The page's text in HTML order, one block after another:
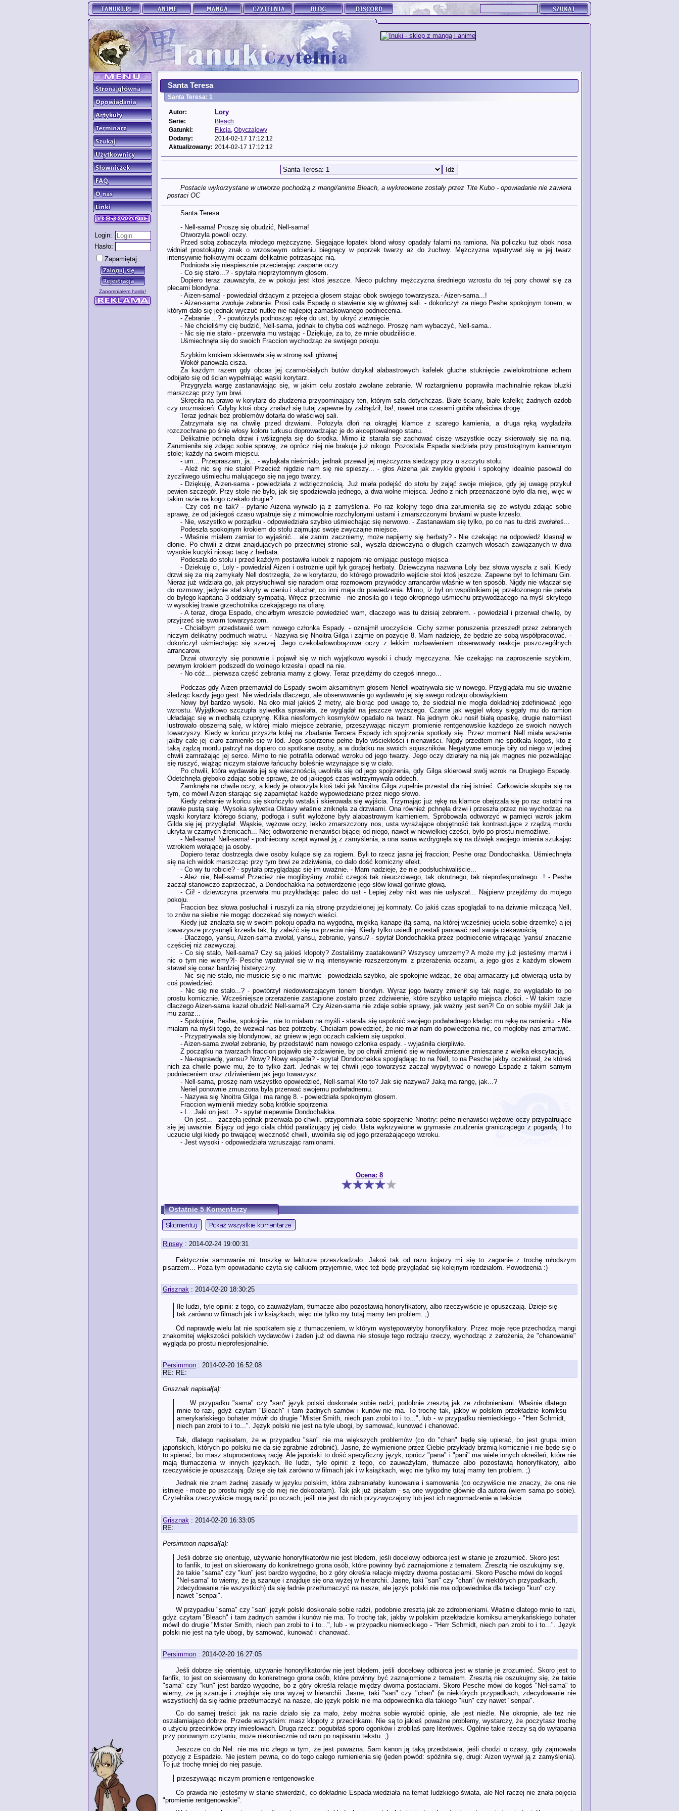
Login:
Hasło:
Zapamiętaj
Zapomniałem hasła!
Santa Teresa
Santa Teresa: 1
Autor: Lory
Serie:
Bleach
Gatunki:
Fikcja Obyczajowy
Dodany:
2014-02-17 17:12:12
Aktualizowany: 2014-02-17 17:12:12
Postacie wykorzystane w utworze pochodzą z mangi/anime Bleach, a wykreowane zostały przez Tite Kubo - opowiadanie nie zawiera
postaci OC
Santa Teresa
- Nell-sama! Proszę się obudzić, Nell-sama!
Otworzyła powoli oczy.
Przed sobą zobaczyła młodego mężczyznę. Sięgające łopatek blond włosy opadały falami na ramiona. Na policzku tuż obok nosa
widniał prostokątny znak o wrzosowym odcieniu biegnący w poprzek twarzy aż do żuchwy. Mężczyzna wpatrywał się w jej twarz
intensywnie fiołkowymi oczami delikatnie potrząsając nią.
Podniosła się niespiesznie przecierając zaspane oczy.
- Co się stało...? - spytała nieprzytomnym głosem.
Dopiero teraz zauważyła, że w pokoju jest ktoś jeszcze. Nieco pulchny mężczyzna średniego wzrostu do tej pory chował się za
plecami blondyna.
- Aizen-sama! - powiedział drżącym z przejęcia głosem stając obok swojego towarzysza.- Aizen-sama...!
- Aizen-sama zwołuje zebranie. Prosi cała Espadę o stawienie się w głównej sali. - dokończył za niego Peshe spokojnym tonem, w
którym dało się jednak wyczuć nutkę nie najlepiej zamaskowanego podniecenia.
- Zebranie ...? - powtórzyła podnosząc rękę do ust, by ukryć ziewnięcie.
- Nie chcieliśmy cię budzić, Nell-sama, jednak to chyba coś ważnego. Proszę nam wybaczyć, Nell-sama..
- Nic się nie stało - przerwała mu wstając - Dziękuje, za to, że mnie obudziliście.
Uśmiechnęła się do swoich Fraccion wychodząc ze swojego pokoju.
Szybkim krokiem skierowała się w stronę sali głównej.
Wokół panowała cisza.
Za każdym razem gdy obcas jej czarno-białych butów dotykał alabastrowych kafelek głuche stuknięcie zwielokrotnione echem
odbijało się od ścian wypełniając wąski korytarz.
Przygryzła wargę zastanawiając się, w jakim celu zostało zwołane zebranie. W roztargnieniu poprawiła machinalnie rękaw bluzki
marszcząc przy tym brwi.
Skręciła na prawo w korytarz do złudzenia przypominający ten, którym szła dotychczas. Białe ściany, białe kafelki; żadnych ozdob
czy urozmaiceń. Gdyby ktoś obcy znalazł się tutaj zapewne by zabłądził, ba!, nawet ona czasami gubiła właściwa drogę.
Teraz jednak bez problemów dotarła do właściwej sali.
Zatrzymała się na chwilę przed drzwiami. Położyła dłoń na okrągłej klamce z szarego kamienia, a druga ręką wygładziła
rozczochrane po śnie włosy koloru turkusu doprowadzając je do akceptowalnego stanu.
Delikatnie pchnęła drzwi i wślizgnęła się do środka. Mimo iż starała się zachować ciszę wszystkie oczy skierowały się na nią.
Zarumieniła się zdając sobie sprawę, ze oprócz niej nie brakuje już nikogo. Pozostała Espada siedziała przy prostokątnym kamiennym
stole; każdy na swoim miejscu.
- um... Przepraszam, ja... - wybąkała nieśmiało, jednak przewal jej mężczyzna siedzący przy u szczytu stołu.
- Ależ nic się nie stało! Przecież nigdzie nam się nie spieszy... - głos Aizena jak zwykle głęboki i spokojny idealnie pasował do
życzliwego uśmiechu malującego się na jego twarzy.
- Dziękuję, Aizen-sama - powiedziała z wdzięcznością. Już miała podejść do stołu by zająć swoje miejsce, gdy jej uwagę przykuł
pewien szczegół. Przy stole nie było, jak się spodziewała jednego, a dwa wolne miejsca. Jedno z nich przeznaczone było dla niej, więc w
takim razie na kogo czekało drugie?
- Czy coś nie tak? - pytanie Aizena wyrwało ją z zamyślenia. Po raz kolejny tego dnia zarumieniła się ze wstydu zdając sobie
sprawę, że od jakiegoś czasu wpatruje się z mimowolnie rozchylonymi ustami i zmarszczonymi brwiami w puste krzesło.
- Nie, wszystko w porządku - odpowiedziała szybko uśmiechając się nerwowo. - Zastanawiam się tylko, po co nas tu dziś zwołałeś...
Podeszła spokojnym krokiem do stołu zajmując swoje zwyczajne miejsce.
- Właśnie miałem zamiar to wyjaśnić... ale zanim zaczniemy, może napijemy się herbaty? - Nie czekając na odpowiedź klasnął w
dłonie. Po chwili z drzwi znajdujących po przeciwnej stronie sali, wyszła dziewczyna o długich czarnych włosach zawiązanych w dwa
wysokie kucyki niosąc tacę z herbata.
Podeszła do stołu i przed każdym postawiła kubek z napojem nie omijając pustego miejsca
- Dziekuję ci, Loly - powiedział Aizen i ostrożnie upił łyk gorącej herbaty. Dziewczyna nazwana Loly bez słowa wyszła z sali. Kiedy
drzwi się za nią zamykały Nell dostrzegła, że w korytarzu, do którego prowadziło wejście stoi ktoś jeszcze. Zapewne był to Ichimaru Gin.
Nieraz już widziała go, jak przysłuchiwał się naradom oraz rozmowom przywódcy arrancarów właśnie w ten sposób. Nigdy nie włączał się
do rozmowy; jedynie stał skryty w cieniu i słuchał, co inni maja do powiedzenia. Mimo, iż był on wspólnikiem jej przełożonego nie pałała
do byłego kapitana 3 oddziały sympatią. Wręcz przeciwnie - nie znosiła go i tego okropnego uśmiechu przywodzącego na myśl skrytego
w wysokiej trawie grzechotnika czekającego na ofiarę.
- A teraz, droga Espado, chciałbym wreszcie powiedzieć wam, dlaczego was tu dzisiaj zebrałem. - powiedział i przerwał chwilę, by
przyjrzeć się swoim towarzyszom.
- Chciałbym przedstawić wam nowego członka Espady. - oznajmił uroczyście. Cichy szmer poruszenia przeszedł przez zebranych
niczym delikatny podmuch wiatru. - Nazywa się Nnoitra Gilga i zajmie on pozycje 8. Mam nadzieję, że będzie ze sobą współpracować. -
dokończył uśmiechając się szerzej. Jego czekoladowobrązowe oczy z lekkim rozbawieniem obserwowały reakcje poszczególnych
arrancarow.
Drzwi otworzyły się ponownie i pojawił się w nich wyjątkowo wysoki i chudy mężczyzna. Nie czekając na zaproszenie szybkim,
pewnym krokiem podszedł do wolnego krzesła i opadł na nie.
- No cóż... pierwsza część zebrania mamy z głowy. Teraz przejdźmy do czegoś innego...
Podczas gdy Aizen przemawiał do Espady swoim aksamitnym głosem Neriell wpatrywała się w nowego. Przyglądała mu się uważnie
śledząc każdy jego gest. Nie wiedziała dlaczego, ale obserwowanie go wydawało jej się swego rodzaju obowiązkiem.
Nowy był bardzo wysoki. Na oko miał jakieś 2 metry, ale biorąc pod uwagę to, że siedział nie mogła dokładniej zdefiniować jego
wzrostu. Wyjątkowo szczupła sylwetka sprawiała, że wyglądał na jeszcze wyższego. Czarne jak węgiel włosy sięgały mu do ramion
układając się w niedbałą czuprynę. Kilka niesfornych kosmyków opadało na twarz. Na jednym oku nosił białą opaskę, drugie natomiast
lustrowało obszerną salę, w której miało miejsce zebranie, przeszywając niczym promienie rentgenowskie każdego ze swoich nowych
towarzyszy. Kiedy w końcu przyszła kolej na zbadanie Tercera Espady ich spojrzenia spotkały się. Przez moment Nell miała wrażenie
jakby całe jej ciało zamieniło się w lód. Jego spojrzenie pełne było wściekłości i nienawiści. Nigdy przedtem nie spotkała kogoś, kto z
taką żądzą mordu patrzył na dopiero co spotkane osoby, a w dodatku na swoich sojuszników. Negatywne emocje biły od niego w jednej
chwili zamrażając jej serce. Mimo to nie potrafiła oderwać wzroku od jego twarzy. Jego oczy działały na nią jak magnes nie pozwalając
się ruszyć, wiążąc niczym stalowe łańcuchy boleśnie wrzynające się w ciało.
Po chwili, która wydawała jej się wiecznością uwolniła się od jego spojrzenia, gdy Gilga skierował swój wzrok na Drugiego Espadę.
Odetchnęła głęboko zdając sobie sprawę, że od jakiegoś czas wstrzymywała oddech.
Zamknęła na chwile oczy, a kiedy je otworzyła ktoś taki jak Nnoitra Gilga zupełnie przestał dla niej istnieć. Całkowicie skupiła się na
tym, co mówił Aizen starając się zapamiętać każde wypowiedziane przez niego słowo.
Kiedy zebranie w końcu się skończyło wstała i skierowała się wyjścia. Trzymając już rękę na klamce obejrzała się po raz ostatni na
prawie pustą salę. Wysoka sylwetka Oktavy właśnie zniknęła za drzwiami. Ona również pchnęła drzwi i przeszła przez nie wychodząc na
wąski korytarz którego ściany, podłoga i sufit wyłożone były alabastrowym kamieniem. Spróbowała odtworzyć w pamięci wzrok jakim
Gilda się jej przyglądał. Wąskie, wężowe oczy, lekko zmarszczony nos, usta wyrażające obojętność tak kontrastujące z rządzą mordu
ukryta w czarnych źrenicach... Nie; odtworzenie nienawiści bijącej od niego, nawet w niewielkiej części, było po prostu niemożliwe.
- Nell-sama! Nell-sama! - podniecony szept wyrwał ją z zamyślenia, a ona sama wzdrygnęła się na dźwięk swojego imienia szukając
wzrokiem wołającej ja osoby.
Dopiero teraz dostrzegła dwie osoby kulące się za rogiem. Byli to rzecz jasna jej fraccion; Peshe oraz Dondochakka. Uśmiechnęła
się na ich widok marszcząc przy tym brwi ze zdziwienia, co dało dość komiczny efekt.
- Co wy tu robicie? - spytała przyglądając się im uważnie. - Mam nadzieje, że nie podsłuchiwaliście...
- Ależ nie, Nell-sama! Przecież nie moglibyśmy zrobić czegoś tak nieuczciwego, tak okrutnego, tak nieprofesjonalnego...! - Peshe
zaczął stanowczo zaprzeczać, a Dondochakka na potwierdzenie jego słów kiwał gorliwie głową.
- Cii! - dziewczyna przerwała mu przykładając palec do ust - Lepiej żeby nikt was nie usłyszał... Najpierw przejdźmy do mojego
pokoju.
Fraccion bez słowa posłuchali i ruszyli za nią stronę przydzielonej jej komnaty. Co jakiś czas spoglądali to na dziwnie milczącą Nell,
to znów na siebie nie mogąc doczekać się nowych wieści.
Kiedy już znalazła się w swoim pokoju opadła na wygodną, miękką kanapę (tą samą, na której wcześniej ucięła sobie drzemkę) a jej
towarzysze przysunęli krzesła tak, by zaleźć się na przeciw niej. Kiedy tylko usiedli przestali panować nad swoja ciekawością.
- Dlaczego, yansu, Aizen-sama zwołał, yansu, zebranie, yansu? - spytał Dondochakka przez podniecenie wtrącając 'yansu' znacznie
częściej niż zazwyczaj.
- Co się stało, Nell-sama? Czy są jakieś kłopoty? Zostaliśmy zaatakowani? Wszyscy umrzemy? A może my już jesteśmy martwi i
nic o tym nie wiemy?!- Pesche wpatrywał się w nią intensywnie rozszerzonymi z przerażenia oczami, a jego glos z każdym słowem
stawał się coraz bardziej histeryczny.
- Nic się nie stało, nie musicie się o nic martwic - powiedziała szybko, ale spokojnie widząc, że obaj arrnacarzy już otwierają usta by
coś powiedzieć.
- Nic się nie stało...? - powtórzył niedowierzającym tonem blondyn. Wyraz jego twarzy zmienił się tak nagle, ze wyglądało to po
prostu komicznie. Wcześniejsze przerażenie zastąpione zostało przez zdziwienie, które szybko ustąpiło miejsca złości. - W takim razie
dlaczego Aizen-sama kazał obudzić Nell-sama?! Czy Aizen-sama nie zdaje sobie sprawy, jak ważny jest sen?! Co on sobie myśli! Jak ja
mu zaraz...
- Spokojnie, Peshe, spokojnie , nie to miałam na myśli - starała się uspokoić swojego podwładnego kładąc mu rękę na ramieniu. - Nie
miałam na myśli tego, że wezwał nas bez potrzeby. Chciałam powiedzieć, że nie miał nam do powiedzenia nic, co mogłoby nas zmartwić.
- Przypatrywała się blondynowi, aż gniew w jego oczach całkiem się uspokoi.
- Aizen-sama zwołał zebranie, by przedstawić nam nowego członka espady. - wyjaśniła cierpliwie.
Z początku na twarzach fraccion pojawiło się zdziwienie, by po chwili zmienić się w niedowierzanie zmieszane z wielka ekscytacją.
- Na-naprawdę, yansu? Nowy? Nowy espada? - spytał Dondochakka spoglądając to na Nell, to na Pesche jakby oczekiwał, że któreś
nich za chwile powie mu, że to tylko żart. Jednak w tej chwili jego towarzysz zaczął wypytywać o nowego Espadę z takim samym
podnieceniem oraz zdziwieniem jak jego towarzysz.
- Nell-sama, proszę nam wszystko opowiedzieć, Nell-sama! Kto to? Jak się nazywa? Jaką ma rangę, jak...?
Neriel ponownie zmuszona była przerwać swojemu podwładnemu.
- Nazywa się Nnoitra Gilga i ma rangę 8. - powiedziała spokojnym głosem.
Fraccion wymienili miedzy sobą krótkie spojrzenia
- I... Jaki on jest...? - spytał niepewnie Dondochakka.
- On jest... - zaczęła jednak przerwała po chwili. przypomniała sobie spojrzenie Nnoitry: pełne nienawiści wężowe oczy przypatrujące
się jej uważnie. Bijący od jego ciała chłód paraliżujący jej ciało. Usta wykrzywione w grymasie znudzenia graniczącego z pogardą. I to
uczucie ulgi kiedy po trwającej wieczność chwili, uwolniła się od jego przerażającego wzroku.
- Jest wysoki - odpowiedziała wzruszając ramionami.
Ocena: 8
Ostatnie 5 Komentarzy
Rinsey : 2014-02-24 19:00:31
Faktycznie samowanie mi troszkę w lekturze przeszkadzało. Jakoś tak od razu kojarzy mi się to zagranie z trochę młodszym
pisarzem... Poza tym opowiadanie czyta się całkiem przyjemnie, więc też będę przyglądać się kolejnym rozdziałom. Powodzenia :)
Grisznak : 2014-02-20 18:30:25
Ile ludzi, tyle opinii: z tego, co zauważyłam, tłumacze albo pozostawią honoryfikatory, albo rzeczywiście je opuszczają. Dzieje się
tak zarówno w filmach jak i w książkach, więc nie tylko my tutaj mamy ten problem. ;)
Od naprawdę wielu lat nie spotkałem się z tłumaczeniem, w którym występowałyby honoryfikatory. Przez moje ręce przechodzą mangi
znakomitej większości polskich wydawców i żaden już od dawna nie stosuje tego rodzaju rzeczy, wychodząc z założenia, że "chanowanie"
wygląda po prostu nieprofesjonalnie.
Persimmon : 2014-02-20 16:52:08
RE: RE:
Grisznak napisał(a):
W przypadku "sama" czy "san" język polski doskonale sobie radzi, podobnie zresztą jak ze zdrobnieniami. Właśnie dlatego
mnie to razi, gdyż czytam "Bleach" i tam żadnych samów i kunów nie ma. To trochę tak, jakby w polskim przekładzie komiksu
amerykańskiego bohater mówił do drugie "Mister Smith, niech pan zrobi to i to...", lub - w przypadku niemieckiego - "Herr Schmidt,
niech pan zrobi to i to...". Język polski nie jest na tyle ubogi, by samować, kunować i chanować.
Tak, dlatego napisałam, że w przypadku "san" nie ma większych problemów (co do "chan" będę się upierać, bo jest grupa imion
japońskich, których po polsku nie da się zgrabnie zdrobnić). Jasne, że wymienione przez Ciebie przykłady brzmią komicznie i nie będę się o
to spierać, bo masz stuprocentową rację. Ale japoński to dość specyficzny język, oprócz "pana" i "pani" ma wiele innych określeń, które nie
mają tłumaczenia w innych językach. Ile ludzi, tyle opinii: z tego, co zauważyłam, tłumacze albo pozostawią honoryfikatory, albo
rzeczywiście je opuszczają. Dzieje się tak zarówno w filmach jak i w książkach, więc nie tylko my tutaj mamy ten problem. ;)
Jednak nie znam żadnej zasady w języku polskim, która zabraniałaby kunowania i samowania (co oczywiście nie znaczy, że ona nie
istnieje - może po prostu nigdy się do niej nie dokopałam). Tak jak już pisałam - są one wygodne głównie dla autora (wiem sama po sobie).
Czytelnika rzeczywiście mogą razić po oczach, jeśli nie jest do nich przyzwyczajony lub jest ich nagromadzenie w tekście.
Grisznak : 2014-02-20 16:33:05
RE:
Persimmon napisał(a):
Jeśli dobrze się orientuję, używanie honoryfikatorów nie jest błędem, jeśli docelowy odbiorca jest w stanie je zrozumieć. Skoro jest
to fanfik, to jest on skierowany do konkretnego grona osób, które powinny być zaznajomione z tematem. Zresztą nie oszukujmy się,
że takie "sama" czy "kun" jest bardzo wygodne, bo z góry określa relacje między dwoma postaciami. Skoro Pesche mówi do kogoś
"Nel-sama" to wiemy, że ją szanuje i znajduje się ona wyżej w hierarchii. Jasne, taki "san" czy "chan" (w niektórych przypadkach,
zdecydowanie nie wszystkich) da się ładnie przetłumaczyć na nasze, ale język polski nie ma odpowiednika dla takiego "kun" czy
nawet "senpai".
W przypadku "sama" czy "san" język polski doskonale sobie radzi, podobnie zresztą jak ze zdrobnieniami. Właśnie dlatego mnie to razi,
gdyż czytam "Bleach" i tam żadnych samów i kunów nie ma. To trochę tak, jakby w polskim przekładzie komiksu amerykańskiego bohater
mówił do drugie "Mister Smith, niech pan zrobi to i to...", lub - w przypadku niemieckiego - "Herr Schmidt, niech pan zrobi to i to...". Język
polski nie jest na tyle ubogi, by samować, kunować i chanować.
Persimmon : 2014-02-20 16:27:05
Jeśli dobrze się orientuję, używanie honoryfikatorów nie jest błędem, jeśli docelowy odbiorca jest w stanie je zrozumieć. Skoro jest to
fanfik, to jest on skierowany do konkretnego grona osób, które powinny być zaznajomione z tematem. Zresztą nie oszukujmy się, że takie
"sama" czy "kun" jest bardzo wygodne, bo z góry określa relacje między dwoma postaciami. Skoro Pesche mówi do kogoś "Nel-sama" to
wiemy, że ją szanuje i znajduje się ona wyżej w hierarchii. Jasne, taki "san" czy "chan" (w niektórych przypadkach, zdecydowanie nie
wszystkich) da się ładnie przetłumaczyć na nasze, ale język polski nie ma odpowiednika dla takiego "kun" czy nawet "senpai".
Co do samej treści: jak na razie działo się za mało, żeby można sobie wyrobić opinię, ale jest nieźle. Nie okropnie, ale też nie
oszałamiająco dobrze. Przede wszystkim: masz kłopoty z przecinkami. Nie są to jakieś poważne problemy, wystarczy, że poczytasz trochę
o użyciu przecinków przy imiesłowach. Druga rzecz: pogubiłaś sporo ogonków i zrobiłaś parę literówek. Ogólnie takie rzeczy są do wyłapania
przy ponownym czytaniu, może niekoniecznie od razu po napisaniu tekstu. ;)
Jeszcze co do Nel: nie ma nic złego w tym, że jest poważna. Sam kanon ją taką przedstawia, jeśli chodzi o czasy, gdy zajmowała
pozycję z Espadzie. Nie jestem pewna, co do tego całego rumienienia się (jeden powód: spóźniła się, drugi: Aizen wyrwał ją z zamyślenia).
To już trochę mniej do niej pasuje.
przeszywając niczym promienie rentgenowskie
Co prawda nie jesteśmy w stanie stwierdzić, co dokładnie Espada wiedziała na temat ludzkiego świata, ale Nel raczej nie znała pojęcia
"promienie rentgenowskie".